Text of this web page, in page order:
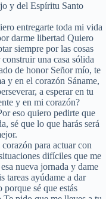
y del Espíritu Santo
entregarte toda mi vida
darme libertad Quiero
siempre por las cosas
una casa sólida
de honor Señor mío, te
y en el corazón Sáname,
a esperar en tu
y en mi corazón?
eso quiero pedirte que
sé que lo que harás será
para actuar con
difíciles que me
nueva jornada y dame
tareas ayúdame a dar
sé que estás